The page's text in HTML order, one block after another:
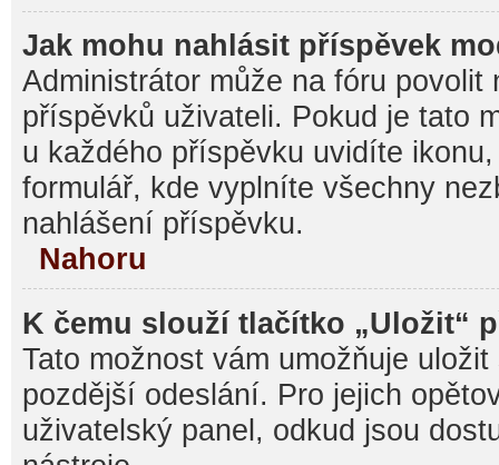
Jak mohu nahlásit příspěvek
Administrátor může na fóru povolit
příspěvků uživateli. Pokud je tato
u každého příspěvku uvidíte
formulář, kde vyplníte všechny
nahlášení příspěvku.
Nahoru
K čemu slouží tlačítko „Uložit“
Tato možnost vám umožňuje
pozdější odeslání. Pro jejich
uživatelský panel, odkud jsou